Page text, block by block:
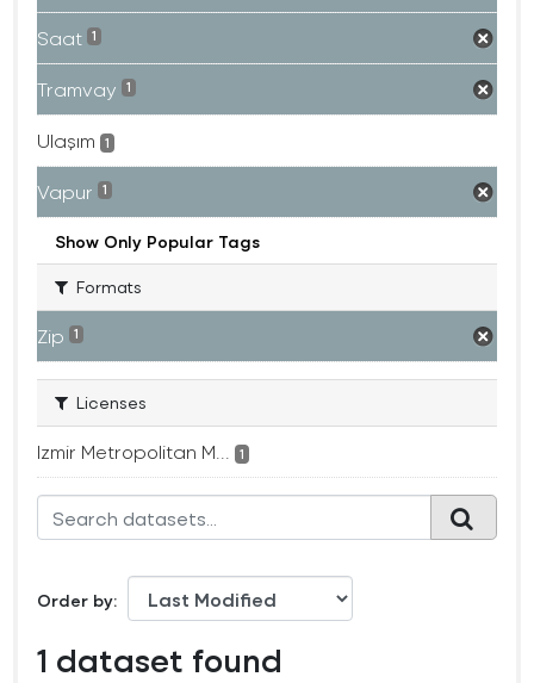
Saat 1
Tramvay 1
Ulaşım 1
Vapur 1
Show Only Popular Tags
Formats
Zip 1
Licenses
Izmir Metropolitan M... 1
Order by
1 dataset found